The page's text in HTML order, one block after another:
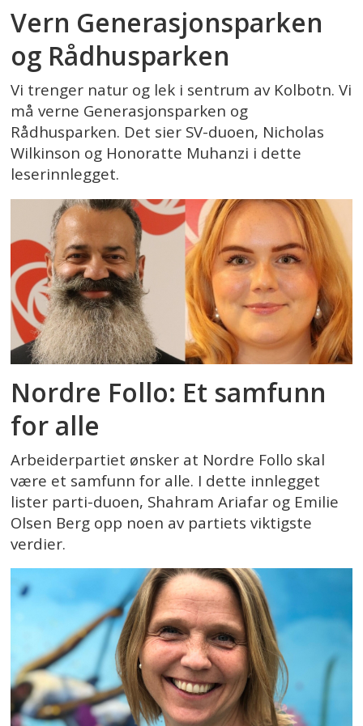
Vern Generasjonsparken
og Rådhusparken
Vi trenger natur og lek i sentrum av Kolbotn. Vi
må verne Generasjonsparken og
Rådhusparken. Det sier SV-duoen, Nicholas
Wilkinson og Honoratte Muhanzi i dette
leserinnlegget.
Nordre Follo: Et samfunn
for alle
Arbeiderpartiet ønsker at Nordre Follo skal
være et samfunn for alle. I dette innlegget
lister parti-duoen, Shahram Ariafar og Emilie
Olsen Berg opp noen av partiets viktigste
verdier.